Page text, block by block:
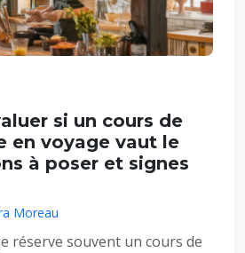
si un cours de
en voyage vaut le
à poser et signes
Moreau
réserve souvent un cours de